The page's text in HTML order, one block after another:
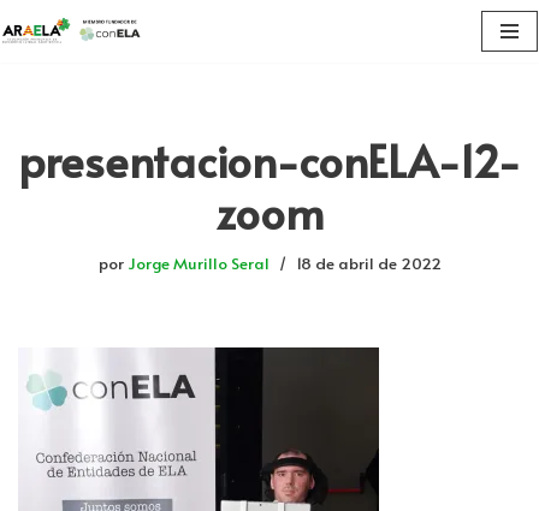
presentacion-conELA-12-
zoom
por Jorge Murillo Seral 18 de abril de 2022